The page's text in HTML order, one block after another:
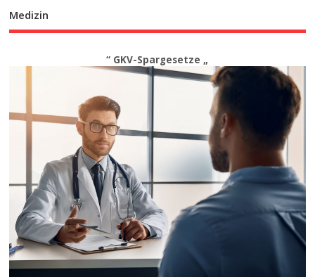
Medizin
“ GKV-Spargesetze „